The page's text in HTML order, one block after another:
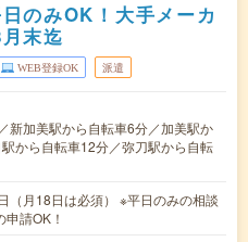
のみOK！大手メーカ
末迄
WEB登録OK 派遣
新加美駅から自転車6分／加美駅か
から自転車12分／弥刀駅から自転
月18日は必須） ※平日のみの相談
請OK！